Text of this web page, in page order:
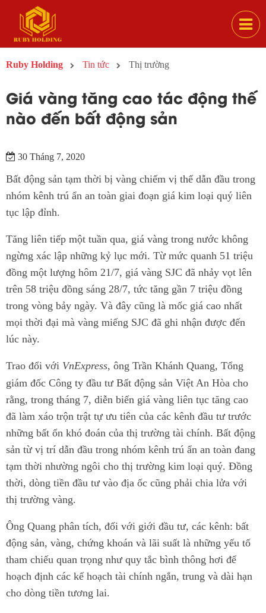
Ruby Holding Tin tức Thị trường
Giá vàng tăng cao tác động thế
nào đến bất động sản
30 Tháng 7, 2020
Bất động sản tạm thời bị vàng chiếm vị thế dẫn đầu trong
nhóm kênh trú ẩn an toàn giai đoạn giá kim loại quý liên
tục lập đỉnh.
Tăng liên tiếp một tuần qua, giá vàng trong nước không
ngừng xác lập những kỷ lục mới. Từ mức quanh 51 triệu
đồng một lượng hôm 21/7, giá vàng SJC đã nhảy vọt lên
trên 58 triệu đồng sáng 28/7, tức tăng gần 7 triệu đồng
trong vòng bảy ngày. Và đây cũng là mốc giá cao nhất
mọi thời đại mà vàng miếng SJC đã ghi nhận được đến
lúc này.
Trao đổi với VnExpress, ông Trần Khánh Quang, Tổng
giám đốc Công ty đầu tư Bất động sản Việt An Hòa cho
rằng, trong tháng 7, diễn biến giá vàng liên tục tăng cao
đã làm xáo trộn trật tự ưu tiên của các kênh đầu tư trước
những bất ổn khó đoán của thị trường tài chính. Bất động
sản từ vị trí dẫn đầu trong nhóm kênh trú ẩn an toàn đang
tạm thời nhường ngôi cho thị trường kim loại quý. Đồng
thời, dòng tiền đầu tư vào địa ốc cũng phải chia lửa với
thị trường vàng.
Ông Quang phân tích, đối với giới đầu tư, các kênh: bất
động sản, vàng, chứng khoán và lãi suất là những yếu tố
tham chiếu quan trọng như quy tắc bình thông hơi để
hoạch định các kế hoạch tài chính ngắn, trung và dài hạn
cho dòng tiền tương lai.